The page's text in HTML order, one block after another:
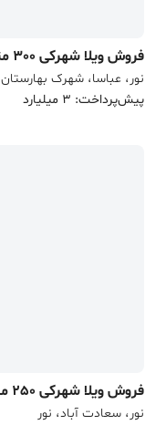
فروش ویلا شهرکی 300 متری
نور، عباسا، شهرک بهارستان
پیش‌پرداخت: 3 میلیارد
فروش ویلا شهرکی 250 متری
نور، سعادت آباد، نور